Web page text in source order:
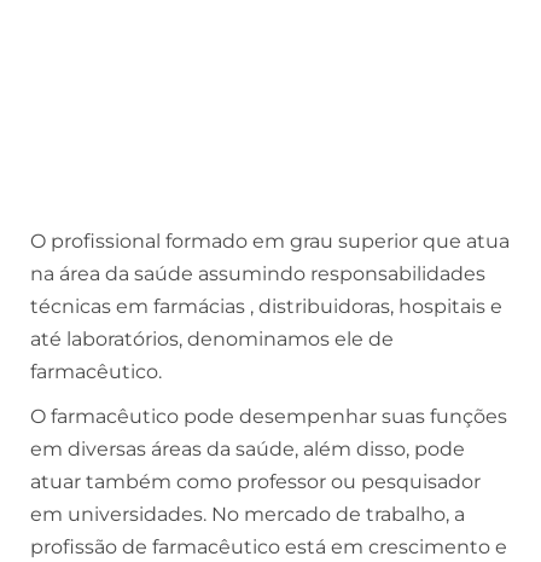
O profissional formado em grau superior que atua
na área da saúde assumindo responsabilidades
técnicas em farmácias , distribuidoras, hospitais e
até laboratórios, denominamos ele de
farmacêutico.
O farmacêutico pode desempenhar suas funções
em diversas áreas da saúde, além disso, pode
atuar também como professor ou pesquisador
em universidades. No mercado de trabalho, a
profissão de farmacêutico está em crescimento e